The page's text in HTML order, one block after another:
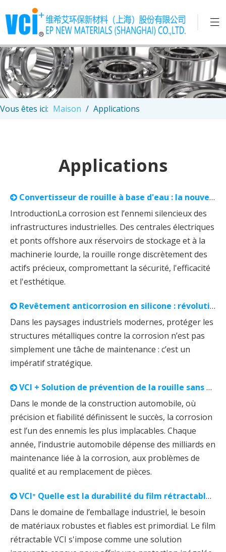
Vous êtes ici: Maison / Applications
Applications
Convertisseur de rouille à base d'eau : la nouvelle génération de protection durable des métaux par VCI EP
IntroductionLa corrosion est l’ennemi silencieux des
infrastructures industrielles. Des centrales électriques
et ponts offshore aux réservoirs de stockage et à la
machinerie lourde, la rouille ronge discrètement des
actifs précieux, compromettant la sécurité, l'efficacité
et l'esthétique.
Revêtement anticorrosion en silicone : révolutionner la protection des métaux à long terme
Dans les paysages industriels modernes, protéger les
structures métalliques contre la corrosion n’est pas
simplement une tâche de maintenance : c’est un
impératif stratégique.
VCI + Solution de prévention de la rouille sans huile | Cas de prévention de la rouille pour quatre pièces automobiles majeures
Dans le monde de la construction automobile, où
précision et fiabilité définissent le succès, la corrosion
est l’un des ennemis les plus implacables. Chaque
année, l’industrie automobile dépense des milliards en
maintenance liée à la corrosion, aux problèmes de
qualité et au remplacement de pièces.
VCI⁺ Quelle est la durabilité du film rétractable VCI ?
Dans le domaine de l’emballage industriel, le besoin
de matériaux robustes et fiables est primordial. Le film
rétractable VCI s'impose comme une solution